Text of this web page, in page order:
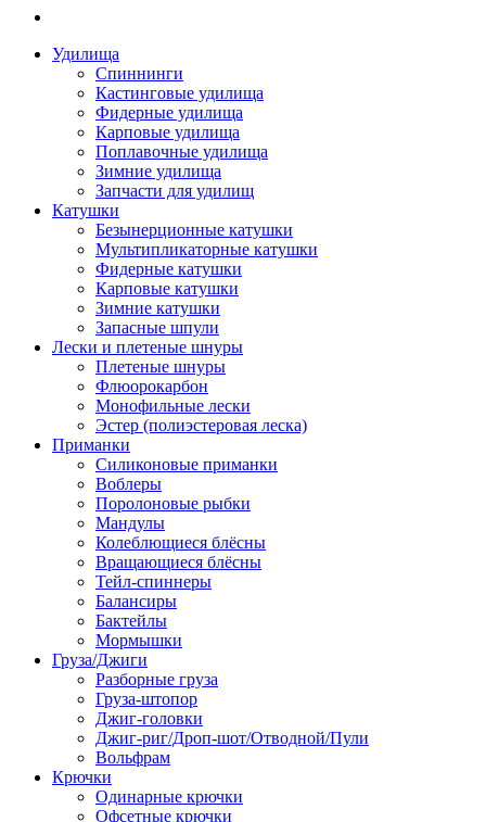
Удилища
Спиннинги
Кастинговые удилища
Фидерные удилища
Карповые удилища
Поплавочные удилища
Зимние удилища
Запчасти для удилищ
Катушки
Безынерционные катушки
Мультипликаторные катушки
Фидерные катушки
Карповые катушки
Зимние катушки
Запасные шпули
Лески и плетеные шнуры
Плетеные шнуры
Флюорокарбон
Монофильные лески
Эстер (полиэстеровая леска)
Приманки
Силиконовые приманки
Воблеры
Поролоновые рыбки
Мандулы
Колеблющиеся блёсны
Вращающиеся блёсны
Тейл-спиннеры
Балансиры
Бактейлы
Мормышки
Груза/Джиги
Разборные груза
Груза-штопор
Джиг-головки
Джиг-риг/Дроп-шот/Отводной/Пули
Вольфрам
Крючки
Одинарные крючки
Офсетные крючки